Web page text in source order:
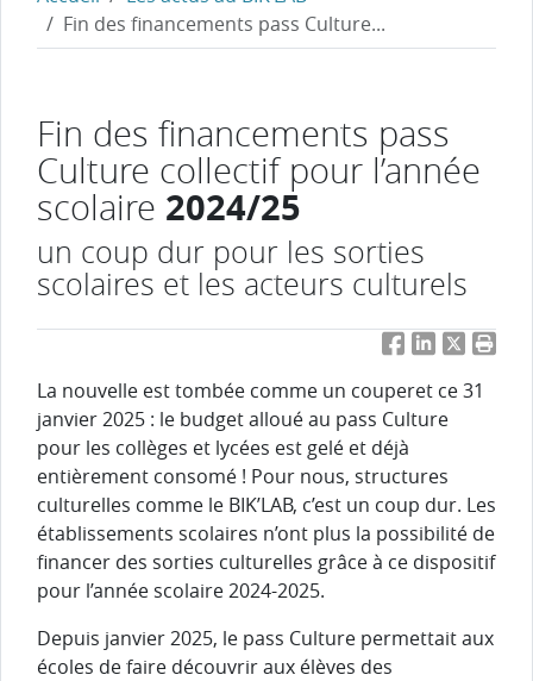
Fin des financements pass Culture...
Fin des financements pass
Culture collectif pour l’année
scolaire 2024/25
un coup dur pour les sorties
scolaires et les acteurs culturels
FacebookLinkedIn
Twitter
La nouvelle est tombée comme un couperet ce 31
janvier 2025 : le budget alloué au pass Culture
pour les collèges et lycées est gelé et déjà
entièrement consomé ! Pour nous, structures
culturelles comme le BIK’LAB, c’est un coup dur. Les
établissements scolaires n’ont plus la possibilité de
financer des sorties culturelles grâce à ce dispositif
pour l’année scolaire 2024-2025.
Depuis janvier 2025, le pass Culture permettait aux
écoles de faire découvrir aux élèves des